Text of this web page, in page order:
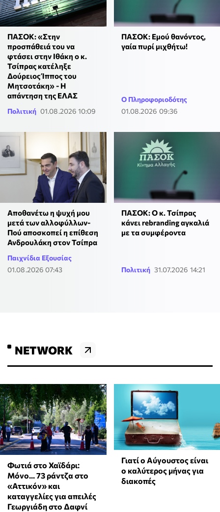
ΠΑΣΟΚ: «Στην
προσπάθειά του να
φτάσει στην Ιθάκη ο κ.
Τσίπρας κατέληξε
Δούρειος Ίππος του
Μητσοτάκη» - Η
απάντηση της ΕΛΑΣ
Πολιτική 01.08.2026 10:09
ΠΑΣΟΚ: Εμού θανόντος,
γαία πυρί μιχθήτω!
Ο Πληροφοριοδότης
01.08.2026 09:36
Αποθανέτω η ψυχή μου
μετά των αλλοφύλλων-
Πού αποσκοπεί η επίθεση
Ανδρουλάκη στον Τσίπρα
Παιχνίδια Εξουσίας
01.08.2026 07:43
ΠΑΣΟΚ: Ο κ. Τσίπρας
κάνει rebranding αγκαλιά
με τα συμφέροντα
Πολιτική 31.07.2026 14:21
NETWORK
Φωτιά στο Χαϊδάρι:
Μόνο... 73 ράντζα στο
«Αττικόν» και
καταγγελίες για απειλές
Γεωργιάδη στο Δαφνί
Γιατί ο Αύγουστος είναι
ο καλύτερος μήνας για
διακοπές